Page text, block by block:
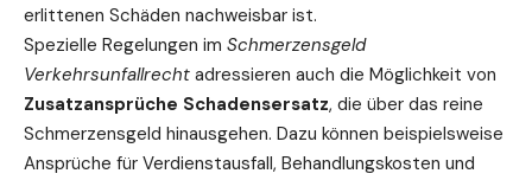
erlittenen Schäden nachweisbar ist.
Spezielle Regelungen im Schmerzensgeld
Verkehrsunfallrecht adressieren auch die Möglichkeit von
Zusatzansprüche Schadensersatz, die über das reine
Schmerzensgeld hinausgehen. Dazu können beispielsweise
Ansprüche für Verdienstausfall, Behandlungskosten und